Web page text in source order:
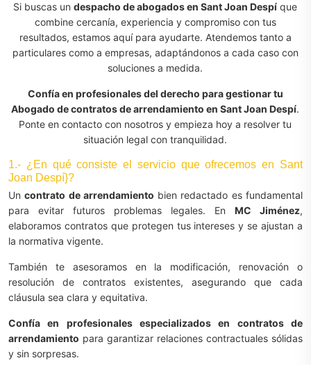
Si buscas undespacho de abogados en Sant Joan Despí que
combine cercanía, experiencia y compromiso con tus
resultados, estamos aquí para ayudarte. Atendemos tanto a
particulares como a empresas, adaptándonos a cada caso con
soluciones a medida.
Confía en profesionales del derecho para gestionar tu
Abogado de contratos de arrendamiento en Sant Joan Despí.
Ponte en contacto con nosotros y empieza hoy a resolver tu
situación legal con tranquilidad.
1.- ¿En qué consiste el servicio que ofrecemos en Sant
Joan Despí}?
Uncontrato de arrendamiento bien redactado es fundamental
para evitar futuros problemas legales. En MC Jiménez,
elaboramos contratos que protegen tus intereses y se ajustan a
la normativa vigente.
También te asesoramos en la modificación, renovación o
resolución de contratos existentes, asegurando que cada
cláusula sea clara y equitativa.
Confía en profesionales especializados en contratos de
arrendamiento para garantizar relaciones contractuales sólidas
y sin sorpresas.